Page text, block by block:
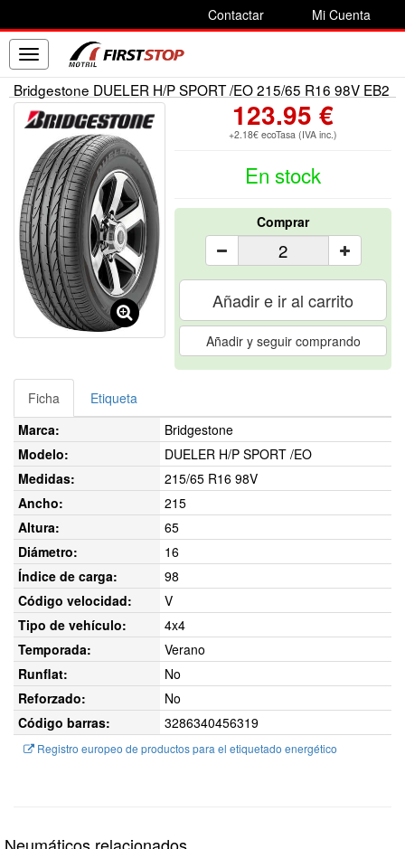
Contactar Mi Cuenta
Toggle
navigation
Bridgestone DUELER H/P SPORT /EO 215/65 R16 98V EB2
123.95 €
+2.18€ ecoTasa (IVA inc.)
En stock
Comprar
Añadir e ir al carrito
Añadir y seguir comprando
Ficha
Etiqueta
Marca:
Bridgestone
Modelo:
DUELER H/P SPORT /EO
Medidas:
215/65 R16 98V
Ancho:
215
Altura:
65
Diámetro:
16
Índice de carga:
98
Código velocidad:
V
Tipo de vehículo:
4x4
Temporada:
Verano
Runflat:
No
Reforzado:
No
Código barras:
3286340456319
Registro europeo de productos para el etiquetado energético